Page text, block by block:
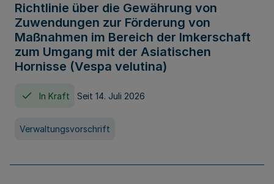
Richtlinie über die Gewährung von
Zuwendungen zur Förderung von
Maßnahmen im Bereich der Imkerschaft
zum Umgang mit der Asiatischen
Hornisse (Vespa velutina)
In Kraft Seit 14. Juli 2026
Verwaltungsvorschrift